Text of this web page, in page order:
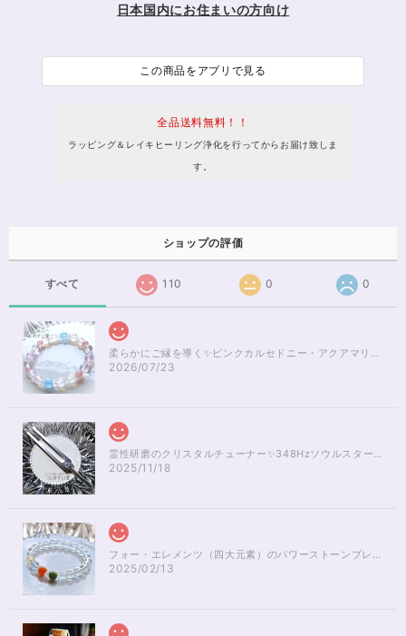
日本国内にお住まいの方向け
この商品をアプリで見る
全品送料無料！！
ラッピング＆レイキヒーリング浄化を行ってからお届け致しま
す。
ショップの評価
すべて 110 0 0
柔らかにご縁を導く✨ピンクカルセドニー・アクアマリンブレスレット16cm
2026/07/23
霊性研磨のクリスタルチューナー✨348Hzソウルスターチャクラのヒーリング
2025/11/18
フォー・エレメンツ（四大元素）のパワーストーンブレスレット✨レインボーオーラ16cm
2025/02/13